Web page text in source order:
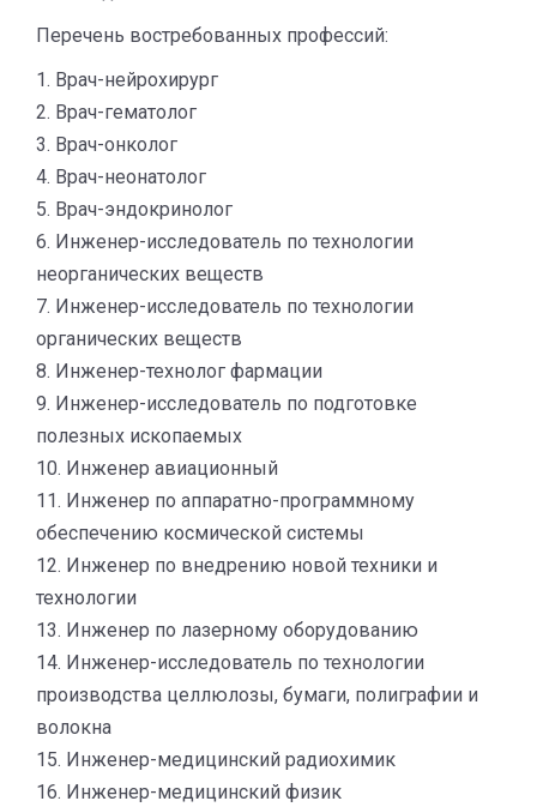
Перечень востребованных профессий:
1. Врач-нейрохирург
2. Врач-гематолог
3. Врач-онколог
4. Врач-неонатолог
5. Врач-эндокринолог
6. Инженер-исследователь по технологии
неорганических веществ
7. Инженер-исследователь по технологии
органических веществ
8. Инженер-технолог фармации
9. Инженер-исследователь по подготовке
полезных ископаемых
10. Инженер авиационный
11. Инженер по аппаратно-программному
обеспечению космической системы
12. Инженер по внедрению новой техники и
технологии
13. Инженер по лазерному оборудованию
14. Инженер-исследователь по технологии
производства целлюлозы, бумаги, полиграфии и
волокна
15. Инженер-медицинский радиохимик
16. Инженер-медицинский физик